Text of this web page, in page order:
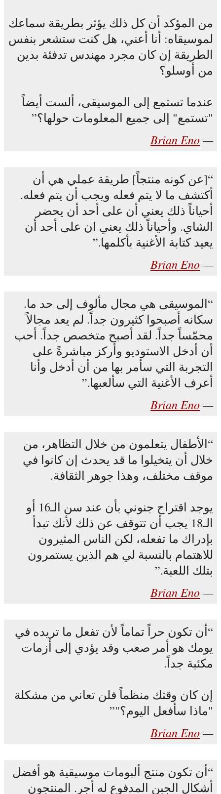
من المؤكد أن كل ذلك يؤثر بطريقة سماعك
لموسيقاه: أنا أعني، هل كنت ستشعر بنفس
الطريقة إن كان مجرد مهندس تدفئة بدين
من أوسلو؟
عندما تستمع إلى الموسيقى، ألست أيضاً
"تستمع" إلى جميع المعلومات حولها؟
Brian Eno
[عن كونه منتجاً] طريقة عملي هي أن
أكتشف ما لا يتم فعله ويجب أن يتم فعله.
أحياناً ذلك يعني أن على أحد أن يحضر
الشاي. وأحياناً ذلك يعني ان على أحد أن
يعيد كتابة الأغنية بأكلمها.
Brian Eno
الموسيقى هي مجال مألوف إلى حد ما.
سكانه أصبحوا كثيرون جداً. لم يعد مجالاً
محمّساً جداً. لقد أصبح متخصص جداً. أحب
أن أدخل الاستوديو وأركز مباشرةً على
التجربة التي سأمر بها من أن أدخل وأنا
أعرف الأغنية التي سألعبها.
Brian Eno
الأطفال يتعلمون من خلال التظاهر، من
خلال أن يتخيلوا ما قد يحدث إن كانوا في
موقف مختلف، وهذا جوهر الثقافة.
يوجد اقتراح جنوني بأن عند سن الـ16 أو
الـ18 يجب أن تتوقف عن ذلك لأنك تبدأ
بإدراك ما تفعله، لكن الناس المثيرون
للاهتمام بالنسبة لي هم الذين يستمرون
بتلك اللعبة.
Brian Eno
أن تكون حراً تماماً لأن تفعل ما تريده في
يومك هو أمر صعب وقد يؤدي إلى أزمات
مكئبة جداً.
إن كان وقتك منظماً فلن تعاني من مشكلة
"ماذا سأفعل اليوم؟"
Brian Eno
أن تكون منتج ألبومات موسيقية هو أفضل
أشكال الجبن المدفوع له أجر. المنتجون